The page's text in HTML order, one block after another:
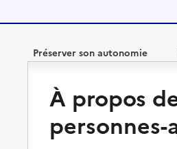
Préserver son autonomie
Perte d'autonomie : évaluation
et droits
Aménager son logement et
s'équiper
À propos
personnes-